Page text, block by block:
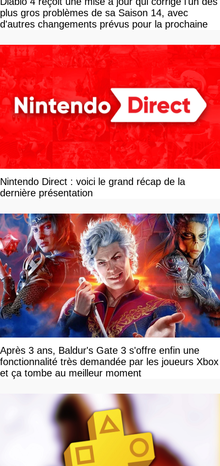
plus gros problèmes de sa Saison 14, avec
d'autres changements prévus pour la prochaine
Nintendo Direct : voici le grand récap de la
dernière présentation
Après 3 ans, Baldur's Gate 3 s'offre enfin une
fonctionnalité très demandée par les joueurs Xbox
et ça tombe au meilleur moment